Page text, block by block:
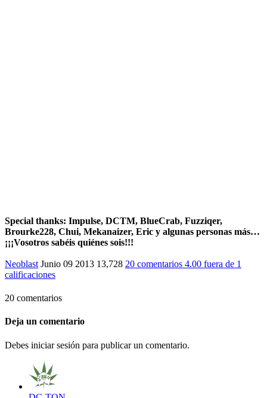
Special thanks: Impulse, DCTM, BlueCrab, Fuzziqer,
Brourke228, Chui, Mekanaizer, Eric y algunas personas más…
¡¡¡Vosotros sabéis quiénes sois!!!
Neoblast Junio 09 2013 13,728 20 comentarios 4.00 fuera de 1
calificaciones
20 comentarios
Deja un comentario
Debes iniciar sesión para publicar un comentario.